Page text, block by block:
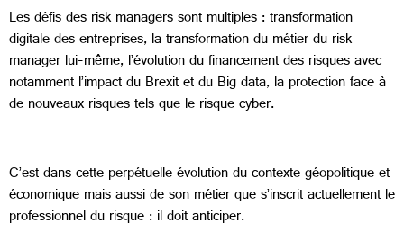
Les défis des risk managers sont multiples : transformation
digitale des entreprises, la transformation du métier du risk
manager lui-même, l’évolution du financement des risques avec
notamment l’impact du Brexit et du Big data, la protection face à
de nouveaux risques tels que le risque cyber.
C’est dans cette perpétuelle évolution du contexte géopolitique et
économique mais aussi de son métier que s’inscrit actuellement le
professionnel du risque : il doit anticiper.